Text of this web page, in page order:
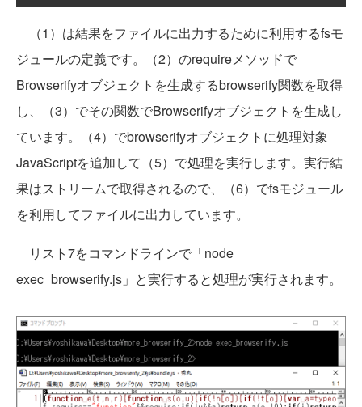
（1）は結果をファイルに出力するために利用するfsモ
ジュールの定義です。（2）のrequireメソッドで
Browserifyオブジェクトを生成するbrowserify関数を取得
し、（3）でその関数でBrowserifyオブジェクトを生成し
ています。（4）でbrowserifyオブジェクトに処理対象
JavaScriptを追加して（5）で処理を実行します。実行結
果はストリームで取得されるので、（6）でfsモジュール
を利用してファイルに出力しています。
リスト7をコマンドラインで「node
exec_browserify.js」と実行すると処理が実行されます。